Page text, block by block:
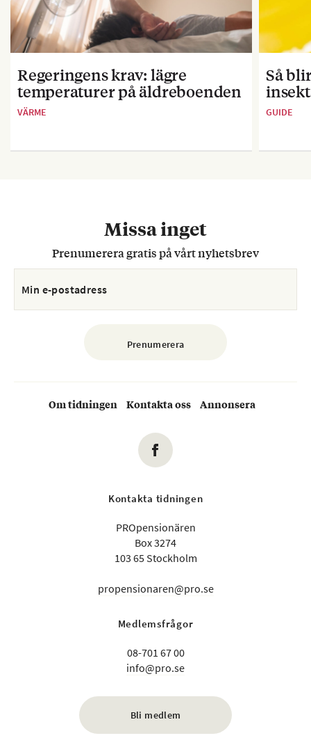
Regeringens krav: lägre
temperaturer på äldreboenden
VÄRME
Så
GUIDE
Missa inget
Prenumerera gratis på vårt nyhetsbrev
Om tidningen Kontakta oss Annonsera
Kontakta tidningen
PROpensionären
Box 3274
103 65 Stockholm
propensionaren@pro.se
Medlemsfrågor
08-701 67 00
info@pro.se
Bli medlem